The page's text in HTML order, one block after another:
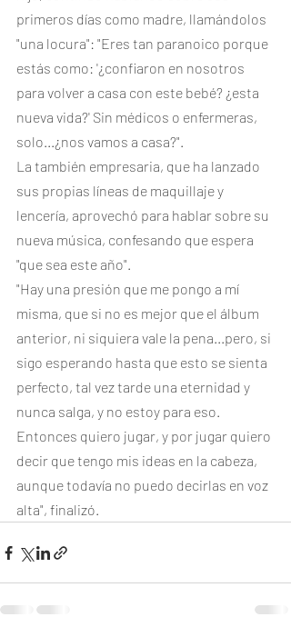
primeros días como madre, llamándolos
"una locura": "Eres tan paranoico porque
estás como: '¿confiaron en nosotros
para volver a casa con este bebé? ¿esta
nueva vida?' Sin médicos o enfermeras,
solo...¿nos vamos a casa?".
La también empresaria, que ha lanzado
sus propias líneas de maquillaje y
lencería, aprovechó para hablar sobre su
nueva música, confesando que espera
"que sea este año".
"Hay una presión que me pongo a mí
misma, que si no es mejor que el álbum
anterior, ni siquiera vale la pena...pero, si
sigo esperando hasta que esto se sienta
perfecto, tal vez tarde una eternidad y
nunca salga, y no estoy para eso.
Entonces quiero jugar, y por jugar quiero
decir que tengo mis ideas en la cabeza,
aunque todavía no puedo decirlas en voz
alta", finalizó.